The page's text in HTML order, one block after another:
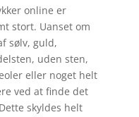
online er
stort. Uanset om
sølv, guld,
uden sten,
eller noget helt
ved at finde det
skyldes helt